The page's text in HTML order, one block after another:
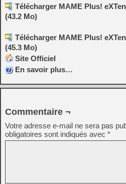
Télécharger MAME Plus!
(43.2 Mo)
Télécharger MAME Plus!
(45.3 Mo)
Site Officiel
En savoir plus…
Commentaire ¬
Votre adresse e-mail ne sera pas
obligatoires sont indiqués avec *